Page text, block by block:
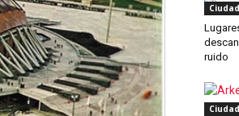
Ciudad
ruido
Ciudad